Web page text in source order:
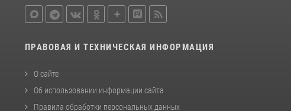
17 июля 2026, 07:22 1
ПРАВОВАЯ И ТЕХНИЧЕСКАЯ ИНФОРМАЦИЯ
О сайте
Об использовании информации сайта
Правила обработки персональных данных